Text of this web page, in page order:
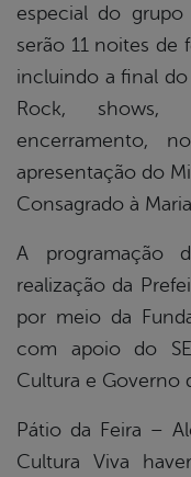
especial do
serão 11 noites de
incluindo a final
Rock, shows,
encerramento,
apresentação do
Consagrado à Maria.
A programação
realização da
por meio da
com apoio do
Cultura e Governo
Pátio da Feira –
Cultura Viva